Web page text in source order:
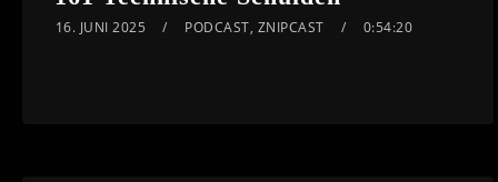
16. JUNI 2025 PODCAST, ZNIPCAST 0:54:20